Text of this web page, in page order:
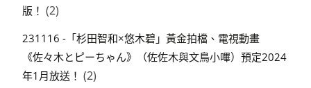
版！ (2)
231116 -「杉田智和×悠木碧」黃金拍檔、電視動畫
《佐々木とピーちゃん》（佐佐木與文鳥小嗶）預定2024
年1月放送！ (2)